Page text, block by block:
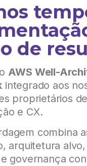
de
AWS Well-
integrado aos
proprietários de
e CX.
combina
arquitetura
governança